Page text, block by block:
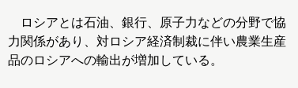
ロシアとは石油、銀行、原子力などの分野で協
力関係があり、対ロシア経済制裁に伴い農業生産
品のロシアへの輸出が増加している。